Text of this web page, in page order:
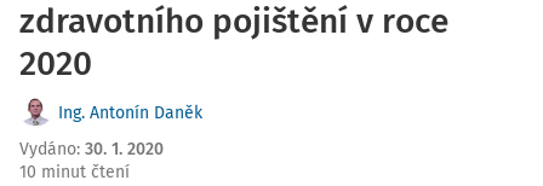
zdravotního pojištění v roce
2020
Ing. Antonín Daněk
Vydáno: 30. 1. 2020
10 minut čtení